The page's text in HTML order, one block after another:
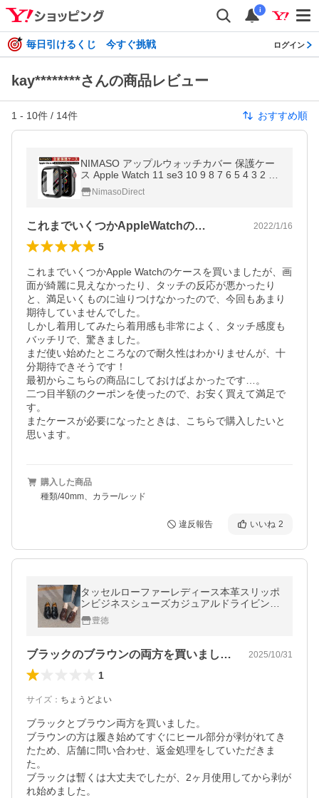
i
毎日引けるくじ 今すぐ挑戦 ログイン
kay********さんの商品レビュー
1 - 10件 / 14件 おすすめ順
NIMASO アップルウォッチカバー 保護ケー
ス Apple Watch 11 se3 10 9 8 7 6 5 4 3 2 1
高級 49mm 46mm 45mm 41mm 44mm 42m
m 40mm 38mm強化ガラス 一体感
NimasoDirect
これまでいくつかAppleWatchの… 2022/1/16
5
これまでいくつかApple Watchのケースを買いましたが、画
面が綺麗に見えなかったり、タッチの反応が悪かったり
と、満足いくものに辿りつけなかったので、今回もあまり
期待していませんでした。
しかし着用してみたら着用感も非常によく、タッチ感度も
バッチリで、驚きました。
まだ使い始めたところなので耐久性はわかりませんが、十
分期待できそうです！
最初からこちらの商品にしておけばよかったです…。
二つ目半額のクーポンを使ったので、お安く買えて満足で
す。
またケースが必要になったときは、こちらで購入したいと
思います。
購入した商品
種類/40mm、カラー/レッド
違反報告 いいね 2
タッセルローファーレディース本革スリッポ
ンビジネスシューズカジュアルドライビング
シューズ革革靴婦人靴おしゃれ
豊徳
ブラックのブラウンの両方を買いました。… 2025/10/31
1
サイズ ： ちょうどよい
ブラックとブラウン両方を買いました。
ブラウンの方は履き始めてすぐにヒール部分が剥がれてき
たため、店舗に問い合わせ、返金処理をしていただきま
た。
ブラックは暫くは大丈夫でしたが、2ヶ月使用してから剥が
れ始めました。